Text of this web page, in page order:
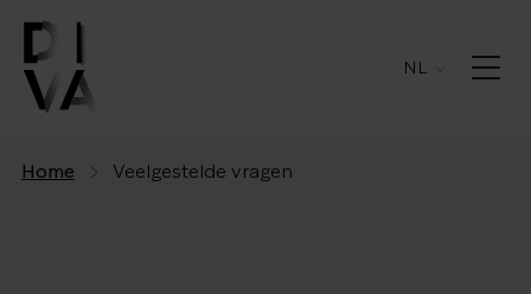
NL
Home Veelgestelde vragen